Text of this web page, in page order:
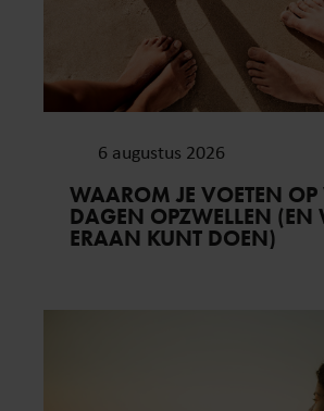
6 augustus 2026
WAAROM JE VOETEN OP
DAGEN OPZWELLEN (EN
ERAAN KUNT DOEN)